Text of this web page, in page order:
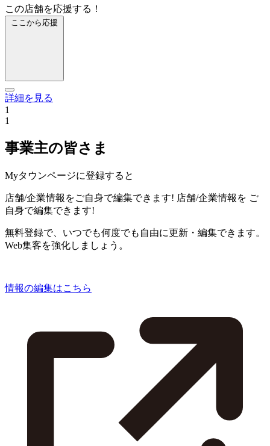
この店舗を応援する！
ここから応援
詳細を見る
1
1
事業主の皆さま
Myタウンページに登録すると
店舗/企業情報をご自身で編集できます! 店舗/企業情報を ご
自身で編集できます!
無料登録で、いつでも何度でも自由に更新・編集できます。
Web集客を強化しましょう。
情報の編集はこちら